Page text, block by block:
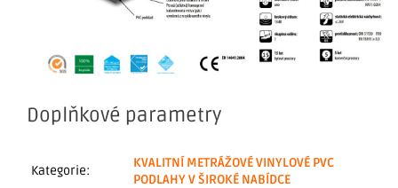
Doplňkové parametry
Kategorie:
KVALITNÍ METRÁŽOVÉ VINYLOVÉ PVC
PODLAHY V ŠIROKÉ NABÍDCE